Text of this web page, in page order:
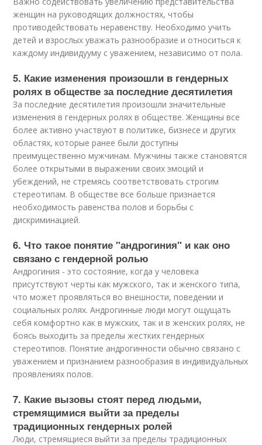
женщин на руководящих должностях, чтобы
противодействовать неравенству. Необходимо учить
детей и взрослых уважать разнообразие и относиться к
каждому индивидууму с уважением, независимо от пола.
5. Какие изменения произошли в гендерных
ролях в обществе за последние десятилетия
За последние десятилетия произошли значительные
изменения в гендерных ролях в обществе. Женщины все
более активно участвуют в политике, бизнесе и других
областях, которые ранее были доступны
преимущественно мужчинам. Мужчины также становятся
более открытыми в выражении своих эмоций и
убеждений, не стремясь соответствовать строгим
стереотипам. В обществе все больше признается
необходимость равенства полов и борьбы с
дискриминацией.
6. Что такое понятие "андрогиния" и как оно
связано с гендерной ролью
Андрогиния - это состояние, когда у человека
присутствуют черты как мужского, так и женского типа,
что может проявляться во внешности, поведении и
социальных ролях. Андрогинные люди могут ощущать
себя комфортно как в мужских, так и в женских ролях, не
боясь выходить за пределы жестких гендерных
стереотипов. Понятие андрогинности обычно связано с
уважением и признанием разнообразия в индивидуальных
проявлениях полов.
7. Какие вызовы стоят перед людьми,
стремящимися выйти за пределы
традиционных гендерных ролей
Люди, стремящиеся выйти за пределы традиционных